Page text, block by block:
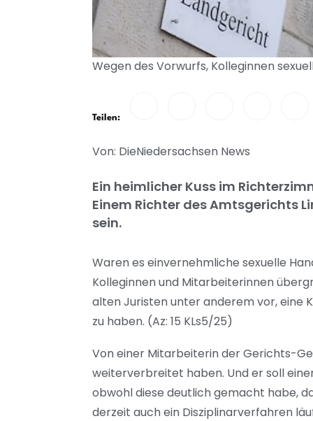
Wegen des Vorwurfs, Kolleginnen
Teilen:
Von: DieNiedersachsen News
Ein heimlicher Kuss im
Einem Richter des Amtsgerichts
sein.
Waren es einvernehmliche sexuelle
Kolleginnen und Mitarbeiterinnen
alten Juristen unter anderem vor, eine
zu haben. (Az: 15 KLs5/25)
Von einer Mitarbeiterin der Gerichts-
weiterverbreitet haben. Und er soll
obwohl diese deutlich gemacht habe,
derzeit auch ein Disziplinarverfahren